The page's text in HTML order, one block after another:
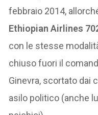
febbraio 2014,
Ethiopian Airlines
con le stesse
chiuso fuori il
Ginevra, scortato dai
asilo politico (anche